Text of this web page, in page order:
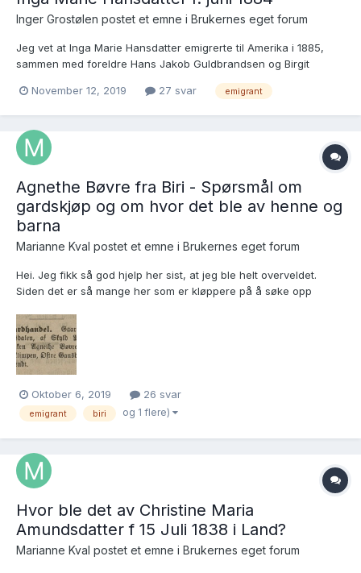
Inger Grostølen postet et emne i Brukernes eget forum
Jeg vet at Inga Marie Hansdatter emigrerte til Amerika i 1885,
sammen med foreldre Hans Jakob Guldbrandsen og Birgit
informasjon. Inger Grostølen
November 12, 2019 27 svar emigrant
Agnethe Bøvre fra Biri - Spørsmål om
gardskjøp og om hvor det ble av henne og
barna
Marianne Kval postet et emne i Brukernes eget forum
Hei. Jeg fikk så god hjelp her sist, at jeg ble helt overveldet.
Siden det er så mange her som er kløppere på å søke opp
Agnethe Bøvre fra Redalen. Hun er gifter seg med Peder Olaus
Kristiansen i...
Oktober 6, 2019 26 svar
emigrant biri og 1 flere)
Hvor ble det av Christine Maria
Amundsdatter f 15 Juli 1838 i Land?
Marianne Kval postet et emne i Brukernes eget forum